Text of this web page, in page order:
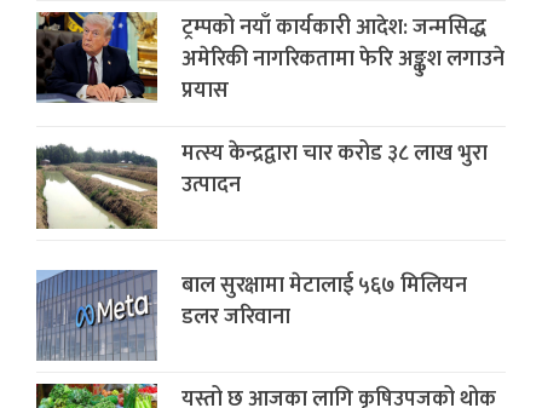
ट्रम्पको नयाँ कार्यकारी आदेश: जन्मसिद्ध
अमेरिकी नागरिकतामा फेरि अङ्कुश लगाउने
प्रयास
मत्स्य केन्द्रद्वारा चार करोड ३८ लाख भुरा
उत्पादन
बाल सुरक्षामा मेटालाई ५६७ मिलियन
डलर जरिवाना
यस्तो छ आजका लागि कृषिउपजको थोक